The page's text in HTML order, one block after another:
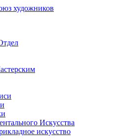
Искусства
искусство